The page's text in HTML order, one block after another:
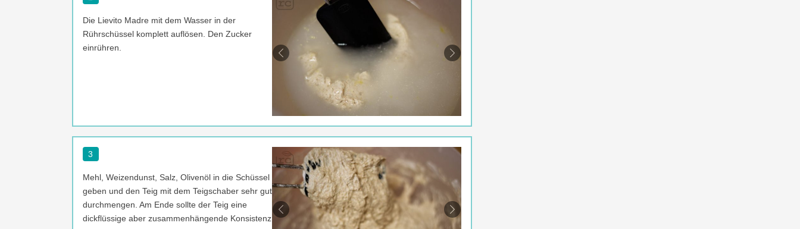
Die Lievito Madre mit dem Wasser in der
Rührschüssel komplett auflösen. Den Zucker
einrühren.
Previous
Next
3
Mehl, Weizendunst, Salz, Olivenöl in die Schüssel
geben und den Teig mit dem Teigschaber sehr gut
durchmengen. Am Ende sollte der Teig eine
dickflüssige aber zusammenhängende Konsistenz
Previous Next